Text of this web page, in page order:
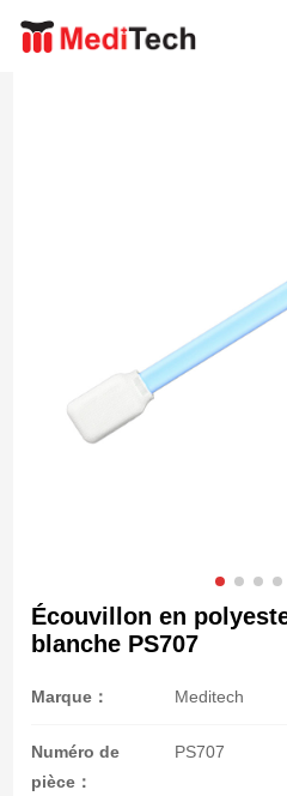
Écouvillon en
blanche PS707
Marque： Meditech
Numéro de
pièce：
PS707